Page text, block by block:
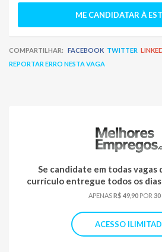
ME CANDIDATAR À
COMPARTILHAR: FACEBOOK TWITTER
REPORTAR ERRO NESTA VAGA
Se candidate em todas vagas
currículo entregue todos os dias
APENASR$ 49,90 POR 30
ACESSO